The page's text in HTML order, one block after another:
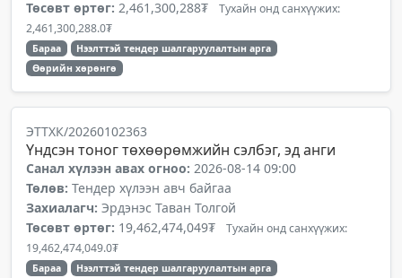
Төсөвт өртөг: 2,461,300,288₮ Тухайн онд санхүүжих:
2,461,300,288.0₮
Бараа
Нээлттэй тендер шалгаруулалтын арга
Өөрийн хөрөнгө
ЭТТХК/20260102363
Үндсэн тоног төхөөрөмжийн сэлбэг, эд анги
Санал хүлээн авах огноо: 2026-08-14 09:00
Төлөв: Тендер хүлээн авч байгаа
Захиалагч: Эрдэнэс Таван Толгой
Төсөвт өртөг: 19,462,474,049₮ Тухайн онд санхүүжих:
19,462,474,049.0₮
Бараа
Нээлттэй тендер шалгаруулалтын арга